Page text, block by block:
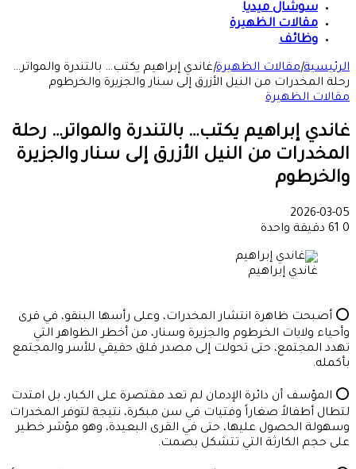
سوشال ميديا
مقالات الظهيرة
وظائف
الرئيسية|مقالات الظهيرة|غاندي إبراهيم يكتب… بالتندرة والمواتر…
رحلة المخدرات من النيل الأزرق إلى سنار والجزيرة والخرطوم
مقالات الظهيرة
غاندي إبراهيم يكتب… بالتندرة والمواتر… رحلة
المخدرات من النيل الأزرق إلى سنار والجزيرة
والخرطوم
2026-03-05
0
دقيقة واحدة
غاندي إبراهيم
⭕ أصبحت ظاهرة انتشار المخدرات، وعلى رأسها البنقو، في قرى
وأحياء ولايات الخرطوم والجزيرة وسنار، من أخطر الظواهر التي
تهدد المجتمع، حتى تحولت إلى مصدر قلق حقيقي للأسر والمجتمع
بأكمله.
⭕ المؤسف أن دائرة الإدمان لم تعد مقتصرة على الكبار، بل امتدت
لتطال أطفالاً صغاراً وفتيات في سن مبكرة، نتيجة لتوفر المخدرات
وسهولة الحصول عليها، حتى في القرى البعيدة، وهو مؤشر خطير
على حجم الكارثة التي تتشكل بصمت.